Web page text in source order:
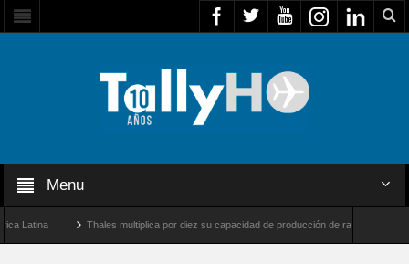
Menu
Thales multiplica por diez su capacidad de producción de radares en Brasil